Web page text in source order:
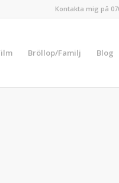
Kontakta mig på
Bröllop/Familj Blog